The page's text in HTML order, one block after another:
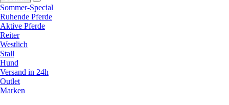
Sommer-Special
Ruhende Pferde
Aktive Pferde
Reiter
Westlich
Stall
Hund
Versand in 24h
Outlet
Marken